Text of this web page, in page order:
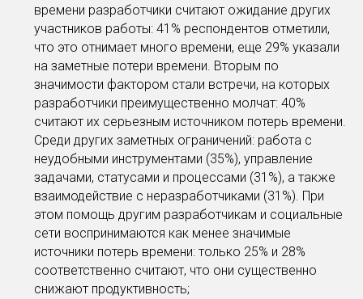
времени разработчики считают ожидание других
участников работы: 41% респондентов отметили,
что это отнимает много времени, еще 29% указали
на заметные потери времени. Вторым по
значимости фактором стали встречи, на которых
разработчики преимущественно молчат: 40%
считают их серьезным источником потерь времени.
Среди других заметных ограничений: работа с
неудобными инструментами (35%), управление
задачами, статусами и процессами (31%), а также
взаимодействие с неразработчиками (31%). При
этом помощь другим разработчикам и социальные
сети воспринимаются как менее значимые
источники потерь времени: только 25% и 28%
соответственно считают, что они существенно
снижают продуктивность;